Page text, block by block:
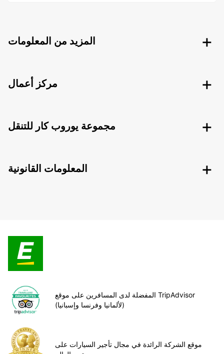
المزيد من المعلومات
مركز أعمال
مجموعة يوروب كار للتنقل
المعلومات القانونية
المفضلة لدى المسافرين على موقع TripAdvisor
(لألمانيا وفرنسا وإسبانيا)
موقع الشركة الرائدة في مجال تأجير السيارات على